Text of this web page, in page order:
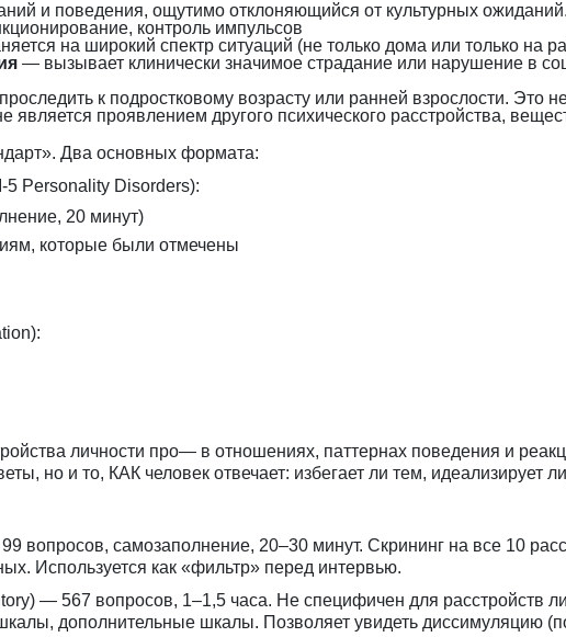
и поведения, ощутимо отклоняющийся от культурных
контроль импульсов
на широкий спектр ситуаций (не только дома или только на
— вызывает клинически значимое страдание или нарушение в
к подростковому возрасту или ранней взрослости. Это
является проявлением другого психического расстройства,
Два основных формата:
5 Personality Disorders):
20 минут)
которые были отмечены
личности про— в отношениях, паттернах поведения и
но и то, КАК человек отвечает: избегает ли тем, идеализирует
вопросов, самозаполнение, 20–30 минут. Скрининг на все 10
Используется как «фильтр» перед интервью.
— 567 вопросов, 1–1,5 часа. Не специфичен для расстройств
дополнительные шкалы. Позволяет увидеть диссимуляцию